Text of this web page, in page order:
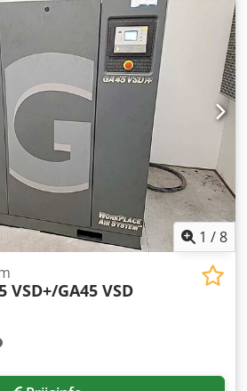
41564h. 3) Compressor
1983, werkdruk: 7.5bar,
Atlas Copco GA 45,
10bar, draaiuren: 26831h. 5)
GA 45, bouwjaar: 1990, werkdruk:
6) Koeldroger Kaeser TD 51,
R22. 7) Koeldroger Kaeser
koudemiddel: R134a. 8) Koeldroger
1996, koudemiddel: R22.
Inspectie ter plaatse is
Ag Tjr
1 /8
VSD+/GA45 VSD